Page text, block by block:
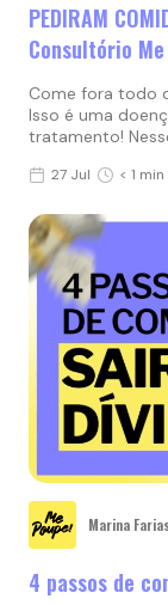
PEDIRAM
Consultório
Come fora todo
Isso é uma
tratamento!
27 Jul < 1
Marina
4 passos de